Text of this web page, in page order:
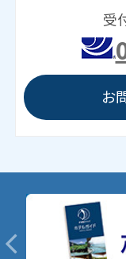
受
お